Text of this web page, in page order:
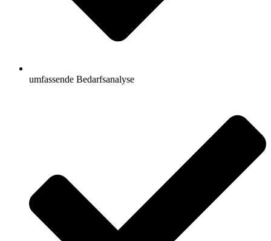
umfassende Bedarfsanalyse